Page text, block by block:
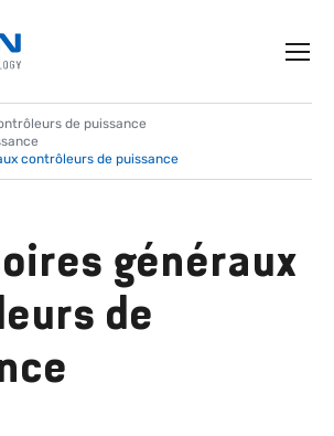
de puissance
contrôleurs de puissance
généraux
de